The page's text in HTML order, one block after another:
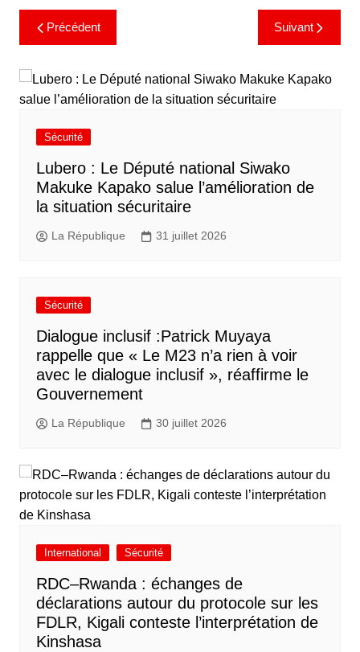
Précédent Suivant
Sécurité
Lubero : Le Député national Siwako
Makuke Kapako salue l’amélioration de
la situation sécuritaire
La République 31 juillet 2026
Sécurité
Dialogue inclusif :Patrick Muyaya
rappelle que « Le M23 n’a rien à voir
avec le dialogue inclusif », réaffirme le
Gouvernement
La République 30 juillet 2026
International Sécurité
RDC–Rwanda : échanges de
déclarations autour du protocole sur les
FDLR, Kigali conteste l’interprétation de
Kinshasa